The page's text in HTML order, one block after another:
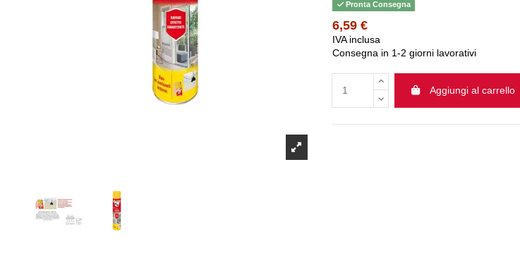
Pronta Consegna
6,59 €
IVA inclusa
Consegna in 1-2 giorni lavorativi
Aggiungi al carrello